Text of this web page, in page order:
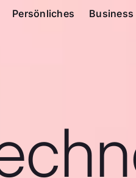
Persönliches Business